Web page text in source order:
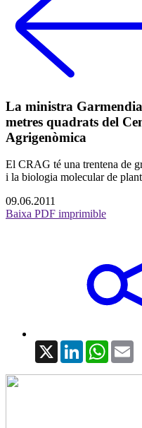
La ministra
metres quadrats del
Agrigenòmica
El CRAG té una trentena de
i la biologia molecular de
09.06.2011
Baixa PDF imprimible
X LinkedIn